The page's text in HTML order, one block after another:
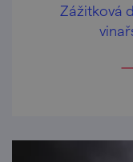
Zážitková